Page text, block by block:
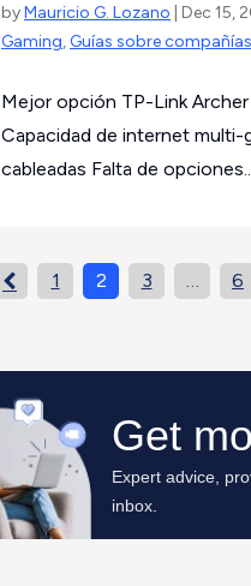
byMauricio G. Lozano | Dec 15,
Gaming, Guías sobre compañías
Mejor opción TP-Link
Capacidad de internet multi-
cableadas Falta de
 1 2 3 … 6